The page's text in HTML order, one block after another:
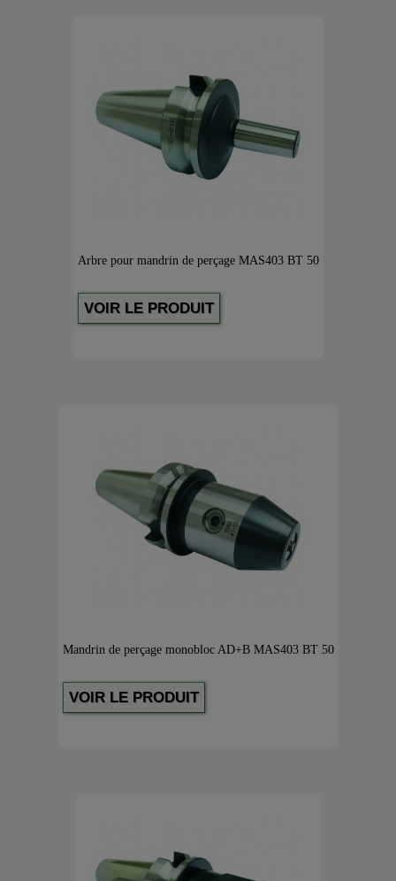
Arbre pour mandrin de perçage MAS403 BT 50
VOIR LE PRODUIT
Mandrin de perçage monobloc AD+B MAS403 BT 50
VOIR LE PRODUIT